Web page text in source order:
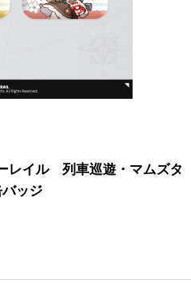
レイル 列車巡遊・マムズタ
ッジ